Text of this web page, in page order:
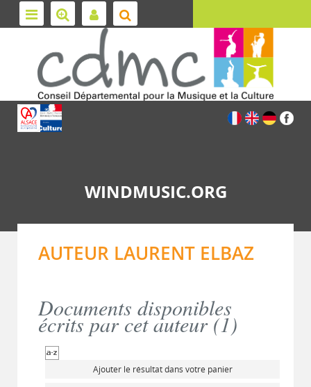
WINDMUSIC.ORG
AUTEUR LAURENT ELBAZ
Documents disponibles
écrits par cet auteur (1)
Ajouter le résultat dans votre panier